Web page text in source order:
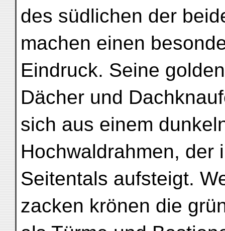
des südlichen der
machen einen
Eindruck. Seine
Dächer und
sich aus einem
Hochwaldrahmen, der
Seitentals aufsteigt.
zacken krönen die